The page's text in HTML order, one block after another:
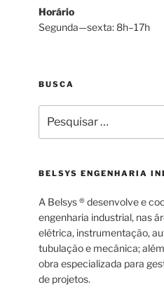
Horário
Segunda—sexta: 8h–17h
BUSCA
por:
BELSYS ENGENHARIA
A Belsys ® desenvolve e
engenharia industrial, nas
elétrica, instrumentação,
tubulação e mecânica;
obra especializada para
de projetos.